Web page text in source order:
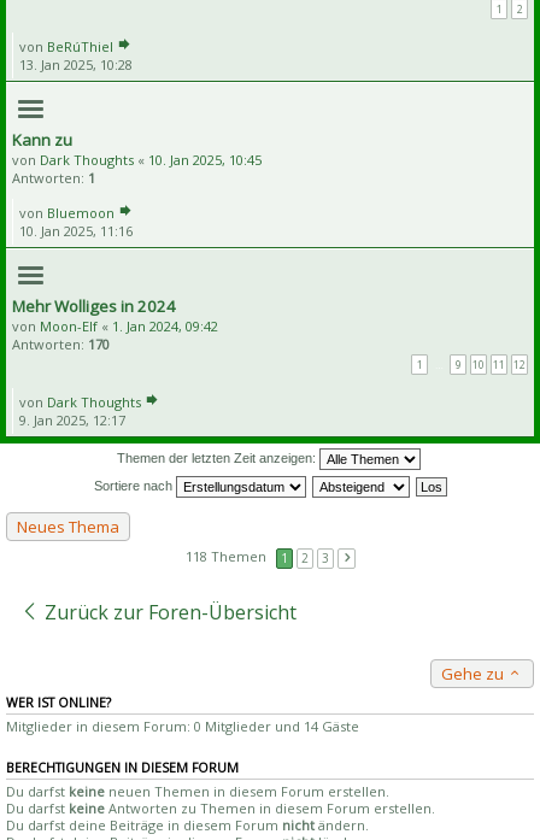
1 2
von BeRúThiel
13. Jan 2025, 10:28
Kann zu
von Dark Thoughts « 10. Jan 2025, 10:45
Antworten: 1
von Bluemoon
10. Jan 2025, 11:16
Mehr Wolliges in 2024
von Moon-Elf « 1. Jan 2024, 09:42
Antworten: 170
1 9 10 11 12
von Dark Thoughts
9. Jan 2025, 12:17
Themen der letzten Zeit anzeigen:
Sortiere nach
Neues Thema
118 Themen 1 2 3
Zurück zur Foren-Übersicht
Gehe zu
WER IST ONLINE?
Mitglieder in diesem Forum: 0 Mitglieder und 14 Gäste
BERECHTIGUNGEN IN DIESEM FORUM
Du darfst keine neuen Themen in diesem Forum erstellen.
Du darfst keine Antworten zu Themen in diesem Forum erstellen.
Du darfst deine Beiträge in diesem Forum nicht ändern.